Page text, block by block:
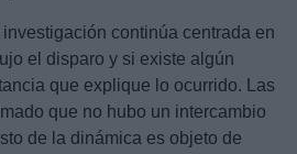
continúa centrada en
el disparo y si existe algún
que explique lo ocurrido. Las
que no hubo un intercambio
de la dinámica es objeto de